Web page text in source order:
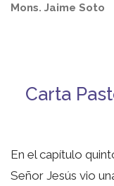
Mons. Jaime Soto
Carta
En el capítulo
Señor Jesús vio